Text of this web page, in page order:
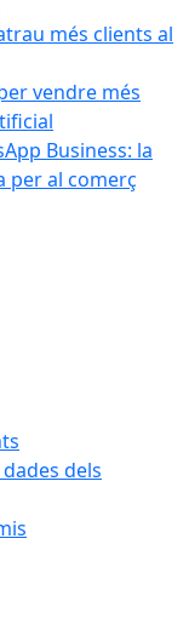
més clients al
vendre més
Business: la
per al comerç
dels